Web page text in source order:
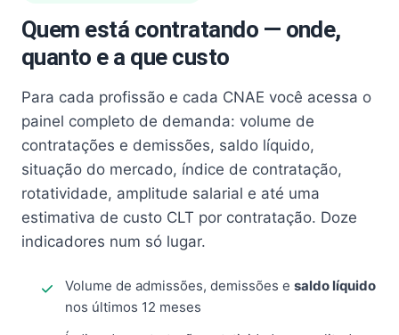
Quem está contratando — onde,
quanto e a que custo
Para cada profissão e cada CNAE você acessa o
painel completo de demanda: volume de
contratações e demissões, saldo líquido,
situação do mercado, índice de contratação,
rotatividade, amplitude salarial e até uma
estimativa de custo CLT por contratação. Doze
indicadores num só lugar.
Volume de admissões, demissões e saldo líquido
nos últimos 12 meses